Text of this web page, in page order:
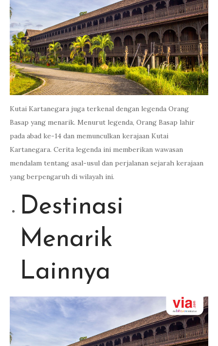
Kutai Kartanegara juga terkenal dengan legenda Orang
Basap yang menarik. Menurut legenda, Orang Basap lahir
pada abad ke-14 dan memunculkan kerajaan Kutai
Kartanegara. Cerita legenda ini memberikan wawasan
mendalam tentang asal-usul dan perjalanan sejarah kerajaan
yang berpengaruh di wilayah ini.
Destinasi
Menarik
Lainnya